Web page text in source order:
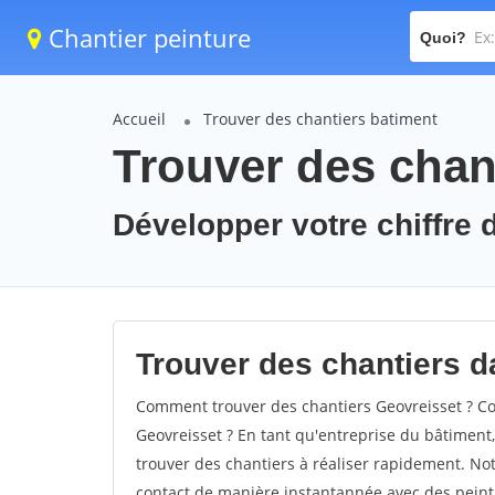
Chantier peinture Quoi?
Accueil Trouver des chantiers batiment
Trouver des
Développer votre chiffre
Trouver des chantiers
Comment trouver des chantiers Geovreisset ?
Geovreisset ? En tant qu'entreprise du
trouver des chantiers à réaliser rapidement.